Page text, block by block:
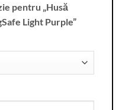
pentru „Husă
Light Purple”